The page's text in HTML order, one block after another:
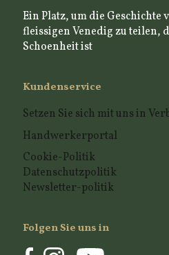
Ein Platz, um die Geschichte
fleissigen Venedig zu teilen,
Schoenheit ist
Kundenservice
Setzen Sie sich mit uns in
Handwerkerportal
Cookie-Politik
Datenschutzpolitik
Newsletter-politik
Folgen Sie uns in